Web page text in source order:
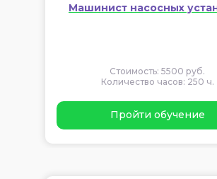
Машинист насосных
Стоимость: 5500 руб.
Количество часов: 250 ч.
Пройти обучение